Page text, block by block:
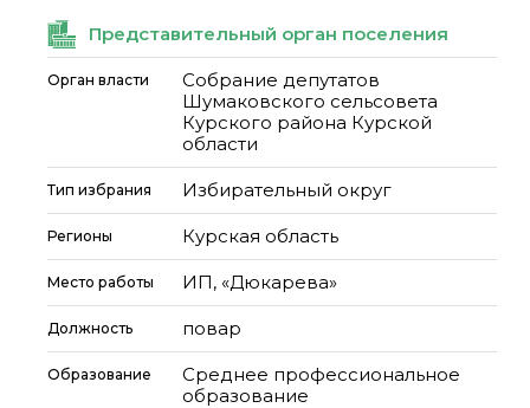
Представительный орган поселения
Орган власти
Cобрание депутатов
Шумаковского сельсовета
Курского района Курской
области
Тип избрания Избирательный округ
Регионы Курская область
Место работы ИП, «Дюкарева»
Должность повар
Образование
Среднее профессиональное
образование